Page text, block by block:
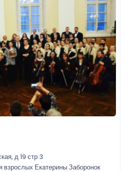
д 19 стр 3
Екатерины Заборонок